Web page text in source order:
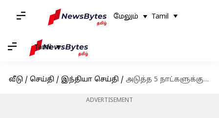
மேலும் Tamil
Tamil
வீடு / செய்தி / இந்தியா செய்தி / அடுத்த 5 நாட்களுக்கு தமிழகத்தில் மழை இருக்கும்: வானிலை ஆய்வு மையம்
ADVERTISEMENT